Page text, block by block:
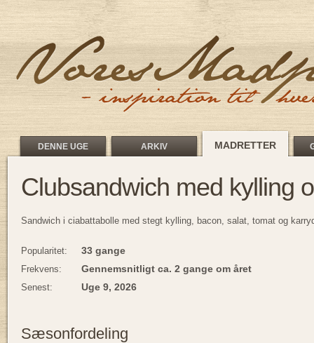
Clubsandwich med kylling
Sandwich i ciabattabolle med stegt kylling, bacon, salat, tomat og
Popularitet: 33 gange
Frekvens: Gennemsnitligt ca. 2 gange om året
Senest: Uge 9, 2026
Sæsonfordeling
DENNE UGE ARKIV MADRETTER